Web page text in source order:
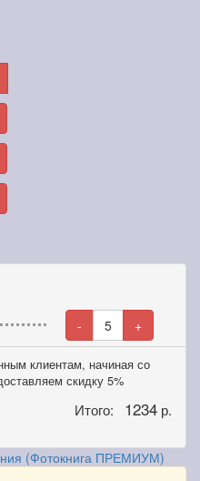
- 5 +
клиентам, начиная со
скидку 5%
Итого: 1234 р.
(Фотокнига ПРЕМИУМ)